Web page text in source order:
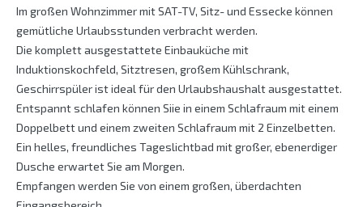
Im großen Wohnzimmer mit SAT-TV, Sitz- und Essecke können
gemütliche Urlaubsstunden verbracht werden.
Die komplett ausgestattete Einbauküche mit
Induktionskochfeld, Sitztresen, großem Kühlschrank,
Geschirrspüler ist ideal für den Urlaubshaushalt ausgestattet.
Entspannt schlafen können Siie in einem Schlafraum mit einem
Doppelbett und einem zweiten Schlafraum mit 2 Einzelbetten.
Ein helles, freundliches Tageslichtbad mit großer, ebenerdiger
Dusche erwartet Sie am Morgen.
Empfangen werden Sie von einem großen, überdachten